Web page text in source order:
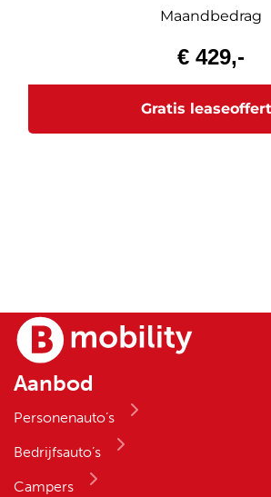
Aanbod
Personenauto’s
Bedrijfsauto’s
Campers